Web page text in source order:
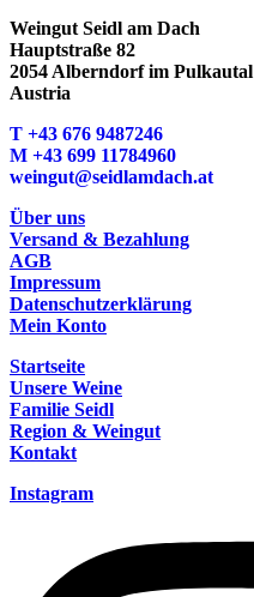
Weingut Seidl am Dach
Hauptstraße 82
2054 Alberndorf im Pulkautal
Austria
T +43 676 9487246
M ‭+43 699 11784960‬
weingut@seidlamdach.at
Über uns
Versand & Bezahlung
AGB
Impressum
Datenschutzerklärung
Mein Konto
Startseite
Unsere Weine
Familie Seidl
Region & Weingut
Kontakt
Instagram